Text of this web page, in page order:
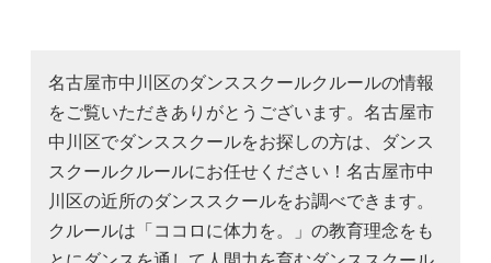
名古屋市中川区のダンススクールクルールの情報
をご覧いただきありがとうございます。名古屋市
中川区でダンススクールをお探しの方は、ダンス
スクールクルールにお任せください！名古屋市中
川区の近所のダンススクールをお調べできます。
クルールは「ココロに体力を。」の教育理念をも